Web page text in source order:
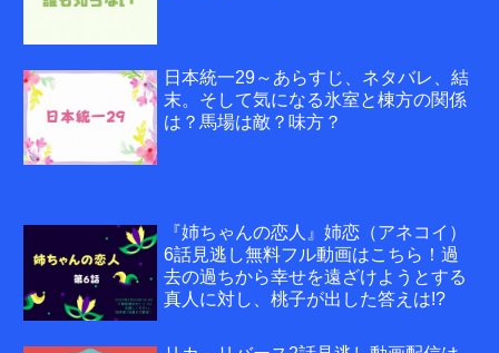
日本統一29～あらすじ、ネタバレ、結
末。そして気になる氷室と棟方の関係
は？馬場は敵？味方？
『姉ちゃんの恋人』姉恋（アネコイ）
6話見逃し無料フル動画はこちら！過
去の過ちから幸せを遠ざけようとする
真人に対し、桃子が出した答えは!?